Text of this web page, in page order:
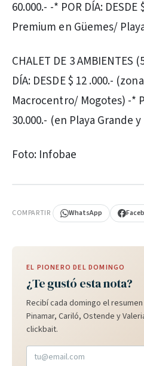
60.000.- -* POR DÍA:
Premium en Güemes/
CHALET DE 3 AMBIENTES
DÍA: DESDE $ 12 .000.-
Macrocentro/ Mogotes) -*
30.000.- (en Playa Grande
Foto: Infobae
COMPARTIR WhatsApp
EL PIONERO DEL DOMINGO
¿Te gustó esta nota?
Recibí cada domingo el
Pinamar, Cariló, Ostende y
clickbait.